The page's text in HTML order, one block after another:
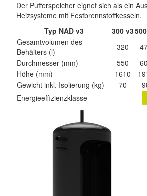
Der Pufferspeicher eignet sich als ein
Heizsysteme mit Festbrennstoffkesseln.
Typ NAD v3
300 v3
Gesamtvolumen des
Behälters (l)
320
Durchmesser (mm)
550
Höhe (mm)
1610
Gewicht inkl. Isolierung (kg)
70
Energieeffizienzklasse